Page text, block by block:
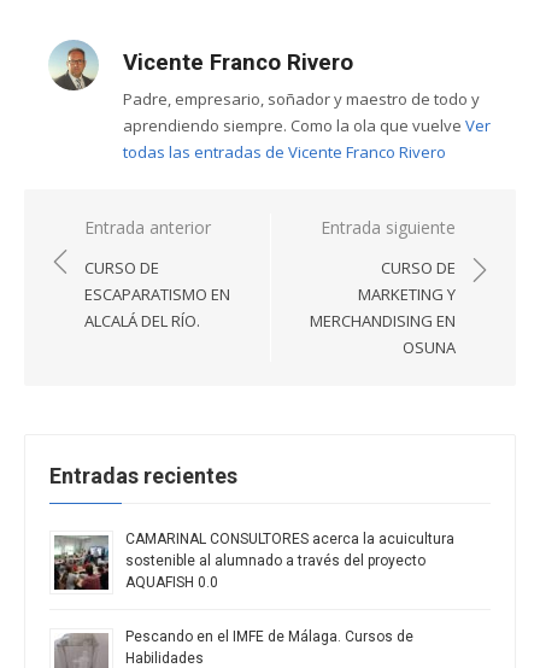
Vicente Franco Rivero
Padre, empresario, soñador y maestro de todo y
aprendiendo siempre. Como la ola que vuelve Ver
todas las entradas de Vicente Franco Rivero
Navegación
de
entradas
Entrada anterior
CURSO DE
ESCAPARATISMO EN
ALCALÁ DEL RÍO.
Entrada siguiente
CURSO DE
MARKETING Y
MERCHANDISING EN
OSUNA
Entradas recientes
CAMARINAL CONSULTORES acerca la acuicultura
sostenible al alumnado a través del proyecto
AQUAFISH 0.0
Pescando en el IMFE de Málaga. Cursos de
Habilidades